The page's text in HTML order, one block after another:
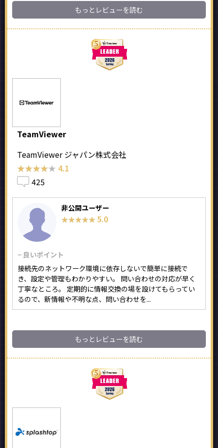
もっとレビューを読む
TeamViewer
TeamViewer ジャパン株式会社
★★★★★
★★★★★ 4.1
425
非公開ユーザー
★★★★★
★★★★★ 5.0
− 良いポイント
接続先のネットワーク環境に依存しないで簡単に接続で
き、設定や管理もわかりやすい。 問い合わせの対応が早く
丁寧なところ。 定期的に情報交換の場を設けてもらってい
るので、新情報や不明な点、問い合わせを...
もっとレビューを読む